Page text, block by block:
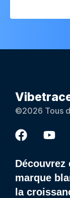
©2026 Tous
marque
la